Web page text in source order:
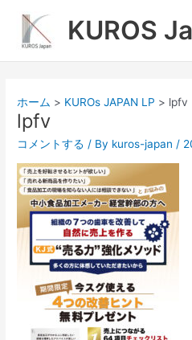
ス
KUROS
ホーム KUROs JAPAN LP lpfv
lpfv
コメントする / By kuros-japan /